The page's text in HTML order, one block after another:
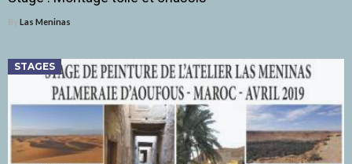
By Las Meninas
STAGES